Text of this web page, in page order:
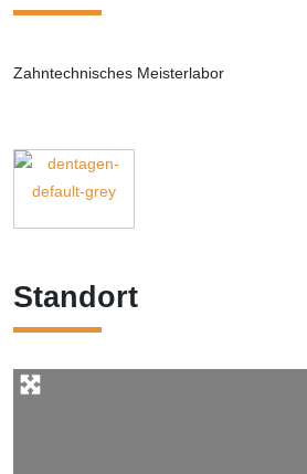
Zahntechnisches Meisterlabor
Standort